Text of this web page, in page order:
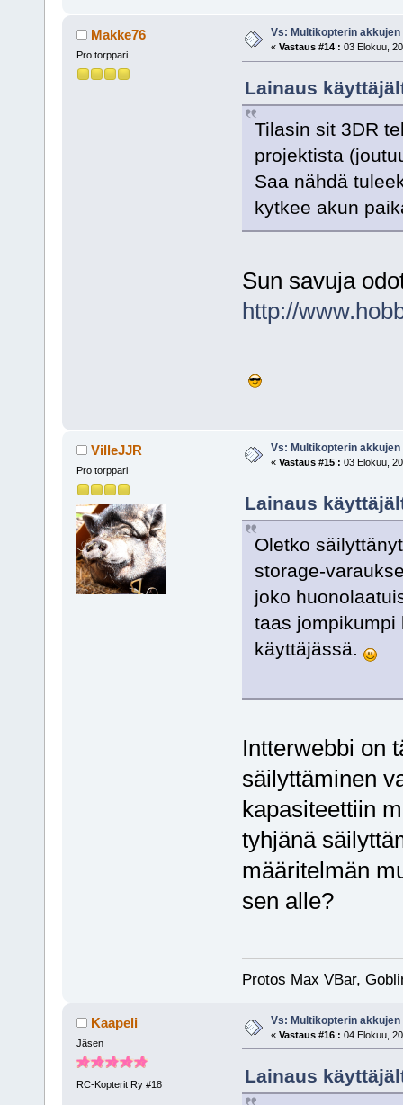
Makke76
Pro torppari
Vs: Multikopterin
« Vastaus #14 : 03 Elokuu,
Lainaus
Tilasin sit 3DR
projektista
Saa nähdä
kytkee akun
Sun savuja
http://
VilleJJR
Pro torppari
Vs: Multikopterin
« Vastaus #15 : 03 Elokuu,
Lainaus
Oletko
storage-
joko
taas jompikumpi
käyttäjässä.
Intterwebbi on
säilyttäminen
kapasiteettiin
tyhjänä
määritelmän
sen alle?
Protos Max VBar,
Kaapeli
Jäsen
RC-Kopterit Ry #18
Vs: Multikopterin
« Vastaus #16 : 04 Elokuu,
Lainaus